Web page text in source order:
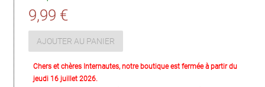
9,99 €
AJOUTER AU PANIER
Chers et chères Internautes, notre boutique est fermée à partir du
jeudi 16 juillet 2026.